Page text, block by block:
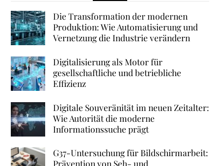
Die Transformation der modernen
Produktion: Wie Automatisierung und
Vernetzung die Industrie verändern
Digitalisierung als Motor für
gesellschaftliche und betriebliche
Effizienz
Digitale Souveränität im neuen Zeitalter:
Wie Autorität die moderne
Informationssuche prägt
G37-Untersuchung für Bildschirmarbeit:
Prävention von Seh- und